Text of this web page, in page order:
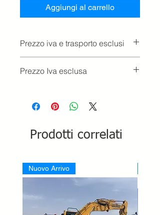
Aggiungi al carrello
Prezzo iva e trasporto esclusi
Prezzo Iva esclusa
Prodotti correlati
Nuovo Arrivo